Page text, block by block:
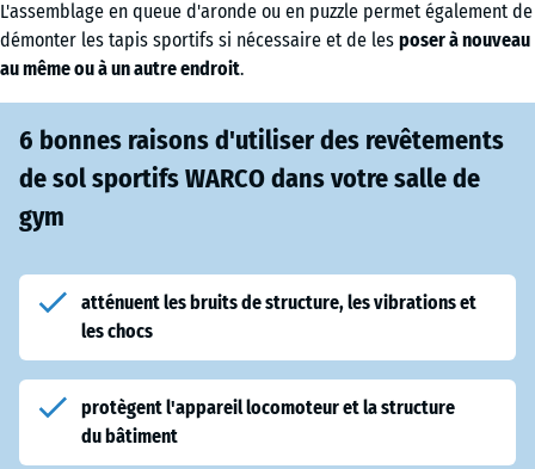
L'assemblage en queue d'aronde ou en puzzle permet également de
démonter les tapis sportifs si nécessaire et de les poser à nouveau
au même ou à un autre endroit.
6 bonnes raisons d'utiliser des revêtements
de sol sportifs WARCO dans votre salle de
gym
atténuent les bruits de structure, les vibrations et
les chocs
protègent l'appareil locomoteur et la structure
du bâtiment